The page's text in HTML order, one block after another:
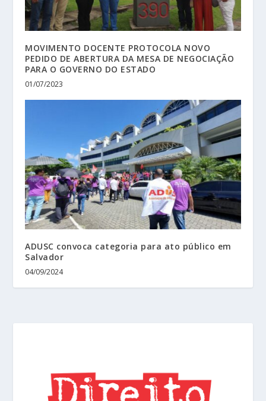
MOVIMENTO DOCENTE PROTOCOLA NOVO
PEDIDO DE ABERTURA DA MESA DE NEGOCIAÇÃO
PARA O GOVERNO DO ESTADO
01/07/2023
ADUSC convoca categoria para ato público em
Salvador
04/09/2024